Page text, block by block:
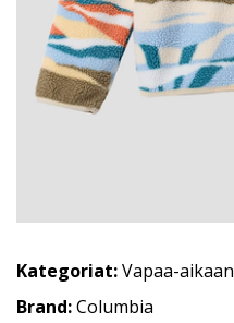
Kategoriat:Vapaa-aikaan
Brand:Columbia